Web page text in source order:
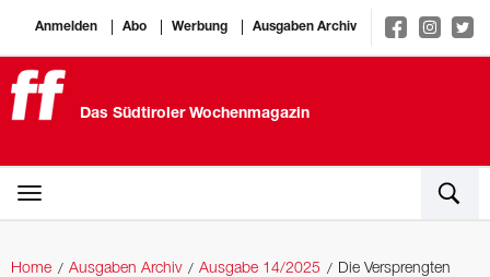
Anmelden Abo Werbung Ausgaben Archiv
Das Südtiroler Wochenmagazin
Home Ausgaben Archiv Ausgabe 14/2025 Die Versprengten